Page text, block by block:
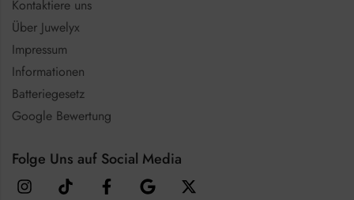
Kontaktiere uns
Über Juwelyx
Impressum
Informationen
Batteriegesetz
Google Bewertung
Folge Uns auf Social Media